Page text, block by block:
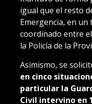
igual que el resto
Emergencia, en
coordinado entre
la Policía de la
Asimismo, se
en cinco
particular la
Civil intervino en